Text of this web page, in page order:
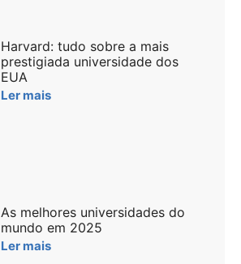
Harvard: tudo sobre a mais
prestigiada universidade dos
EUA
Ler mais
As melhores universidades do
mundo em 2025
Ler mais